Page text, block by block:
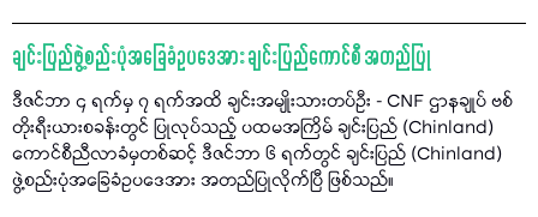
ချင်းပြည်ဖွဲ့စည်းပုံအခြေခံဥပဒေအား ချင်းပြည်ကောင်စီ အတည်ပြု
ဒီဇင်ဘာ ၄ ရက်မှ ၇ ရက်အထိ ချင်းအမျိုးသားတပ်ဦး - CNF ဌာနချုပ် ဗစ်
တိုးရီးယားစခန်းတွင် ပြုလုပ်သည့် ပထမအကြိမ် ချင်းပြည် (Chinland)
ကောင်စီညီလာခံမှတစ်ဆင့် ဒီဇင်ဘာ ၆ ရက်တွင် ချင်းပြည် (Chinland)
ဖွဲ့စည်းပုံအခြေခံဥပဒေအား အတည်ပြုလိုက်ပြီ ဖြစ်သည်။